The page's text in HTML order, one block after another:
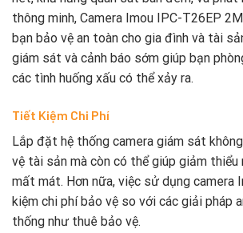
thông minh, Camera Imou IPC-T26EP
bạn bảo vệ an toàn cho gia đình và tài
giám sát và cảnh báo sớm giúp bạn
các tình huống xấu có thể xảy ra.
Tiết Kiệm Chi Phí
Lắp đặt hệ thống camera giám sát
vệ tài sản mà còn có thể giúp giảm thiểu
mất mát. Hơn nữa, việc sử dụng camera
kiệm chi phí bảo vệ so với các giải pháp
thống như thuê bảo vệ.